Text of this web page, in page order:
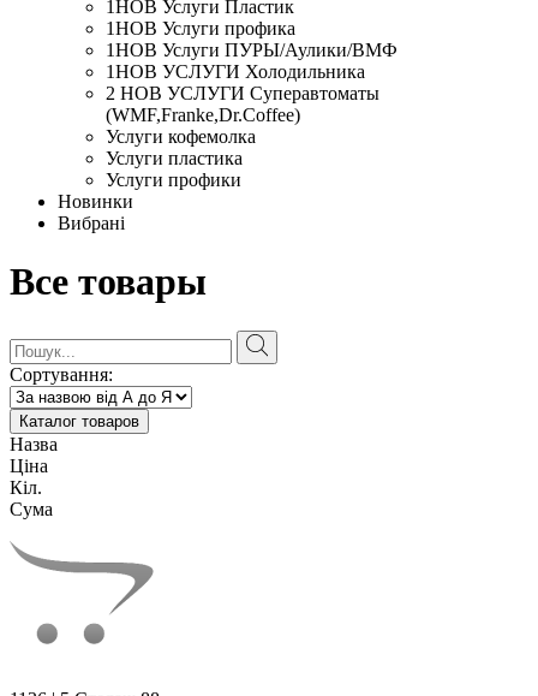
1НОВ Услуги Пластик
1НОВ Услуги профика
1НОВ Услуги ПУРЫ/Аулики/ВМФ
1НОВ УСЛУГИ Холодильника
2 НОВ УСЛУГИ Суперавтоматы
(WMF,Franke,Dr.Coffee)
Услуги кофемолка
Услуги пластика
Услуги профики
Новинки
Вибрані
Все товары
Сортування:
Каталог товаров
Назва
Ціна
Кіл.
Сума